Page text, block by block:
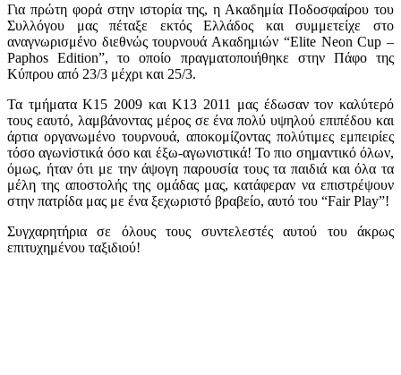
Για πρώτη φορά στην ιστορία της, η Ακαδημία Ποδοσφαίρου του
Συλλόγου μας πέταξε εκτός Ελλάδος και συμμετείχε στο
αναγνωρισμένο διεθνώς τουρνουά Ακαδημιών “Elite Neon Cup –
Paphos Edition”, το οποίο πραγματοποιήθηκε στην Πάφο της
Κύπρου από 23/3 μέχρι και 25/3.
Τα τμήματα Κ15 2009 και Κ13 2011 μας έδωσαν τον καλύτερό
τους εαυτό, λαμβάνοντας μέρος σε ένα πολύ υψηλού επιπέδου και
άρτια οργανωμένο τουρνουά, αποκομίζοντας πολύτιμες εμπειρίες
τόσο αγωνiστικά όσο και έξω-αγωνιστικά! Το πιο σημαντικό όλων,
όμως, ήταν ότι με την άψογη παρουσία τους τα παιδιά και όλα τα
μέλη της αποστολής της ομάδας μας, κατάφεραν να επιστρέψουν
στην πατρίδα μας με ένα ξεχωριστό βραβείο, αυτό του “Fair Play”!
Συγχαρητήρια σε όλους τους συντελεστές αυτού του άκρως
επιτυχημένου ταξιδιού!